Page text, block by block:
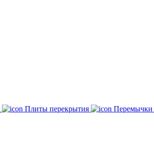
Плиты перекрытия Перемычки